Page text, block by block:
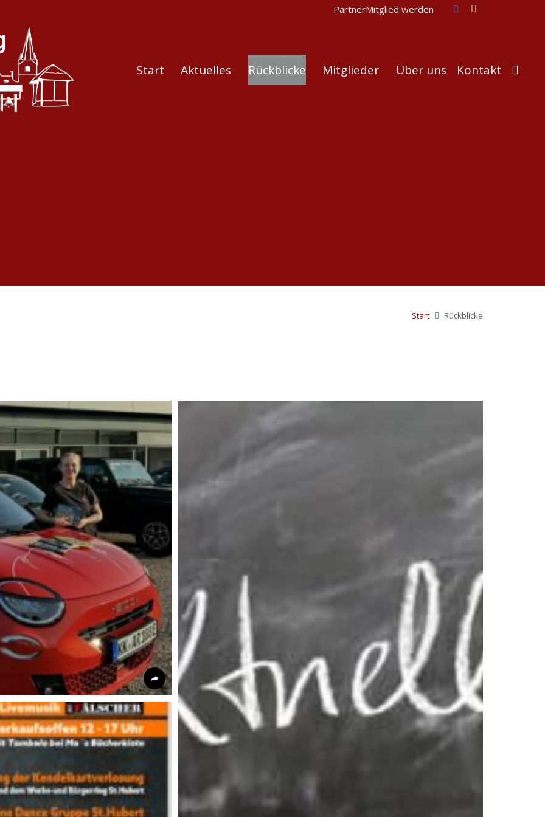
PartnerMitglied werden
Start Aktuelles Rückblicke Mitglieder Über uns Kontakt
Start Rückblicke